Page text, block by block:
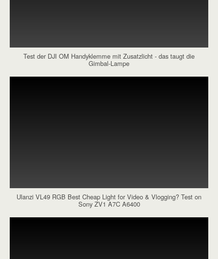
Test der DJI OM Handyklemme mit Zusatzlicht - das taugt die
Gimbal-Lampe
Ulanzi VL49 RGB Best Cheap Light for Video & Vlogging? Test on
Sony ZV1 A7C A6400